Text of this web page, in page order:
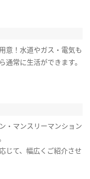
意！水道やガス・電気も
通常に生活ができます。
・マンスリーマンション
じて、幅広くご紹介させ